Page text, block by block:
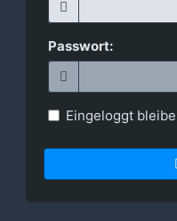
Passwort:
Eingeloggt